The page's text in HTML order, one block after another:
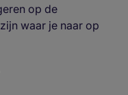
op de
waar je naar op